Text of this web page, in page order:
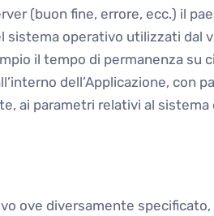
(buon fine, errore, ecc.) il
sistema operativo utilizzati dal
il tempo di permanenza su
dell’Applicazione, con
ai parametri relativi al sistema
ove diversamente